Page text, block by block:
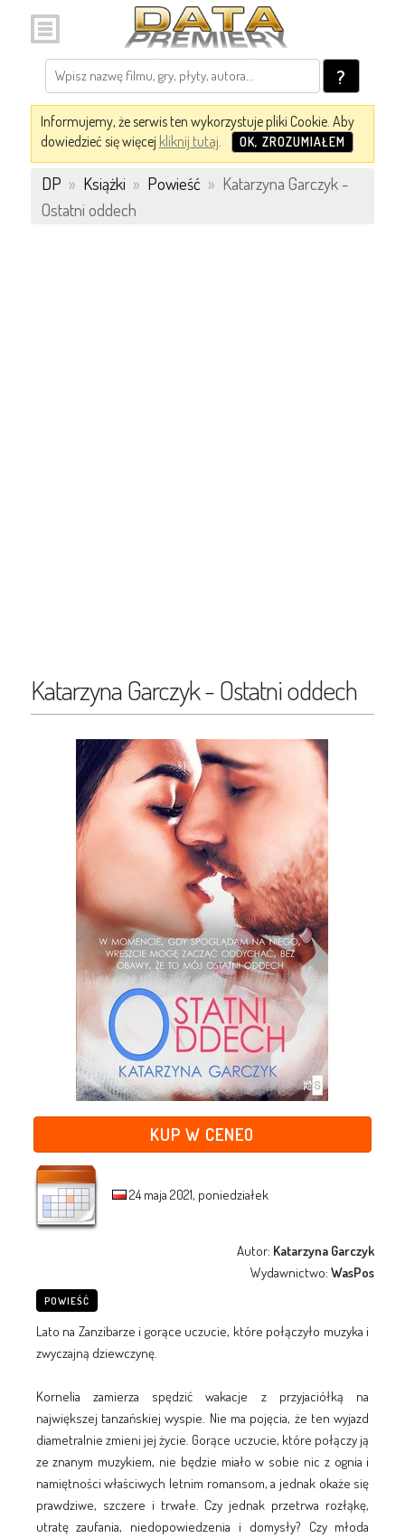
?
Informujemy, że serwis ten wykorzystuje pliki Cookie. Aby
dowiedzieć się więcej kliknij tutaj. OK, ZROZUMIAŁEM
DP » Książki » Powieść » Katarzyna Garczyk -
Ostatni oddech
Katarzyna Garczyk - Ostatni oddech
KUP W CENEO
24 maja 2021, poniedziałek
Autor: Katarzyna Garczyk
Wydawnictwo:WasPos
POWIEŚĆ
Lato na Zanzibarze i gorące uczucie, które połączyło muzyka i
zwyczajną dziewczynę.
Kornelia zamierza spędzić wakacje z przyjaciółką na
największej tanzańskiej wyspie. Nie ma pojęcia, że ten wyjazd
diametralnie zmieni jej życie. Gorące uczucie, które połączy ją
ze znanym muzykiem, nie będzie miało w sobie nic z ognia i
namiętności właściwych letnim romansom, a jednak okaże się
prawdziwe, szczere i trwałe. Czy jednak przetrwa rozłąkę,
utratę zaufania, niedopowiedzenia i domysły? Czy młoda